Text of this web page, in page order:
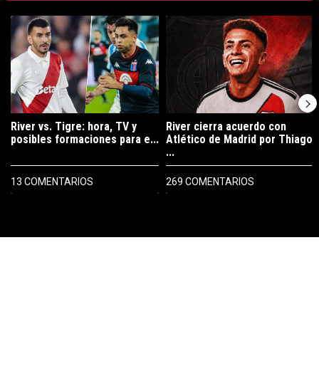
Un artículo de tendencia con el título "River vs. Tigre: hora, TV y
River vs. Tigre: hora, TV y
posibles formaciones para e...
13 COMENTARIOS
Un artículo de tendencia con el
River cierra acuerdo con
Atlético de Madrid por Thiago
...
269 COMENTARIOS